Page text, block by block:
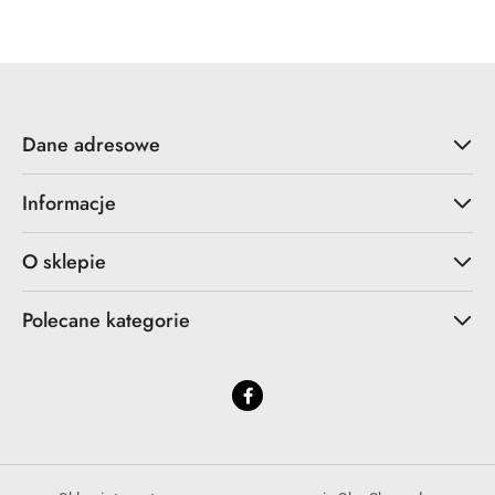
Dane adresowe
Informacje
O sklepie
Polecane kategorie